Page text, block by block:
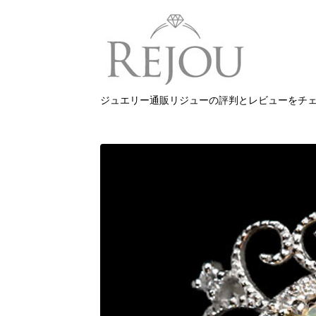
ジュエリー通販リジューの評判とレビューをチ